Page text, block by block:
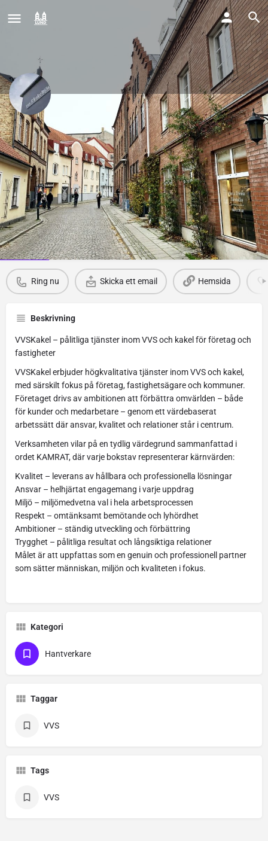
VVS & Kakeltjänst AB –
Malmö/Lund
VVSKakel – professionellt hantverk med värderingar som
märks i varje steg.
Ring nu
Profile Omdömen 0
Ring nu Skicka ett email Hemsida
Beskrivning
VVSKakel – pålitliga tjänster inom VVS och kakel för företag och
fastigheter
VVSKakel erbjuder högkvalitativa tjänster inom VVS och kakel,
med särskilt fokus på företag, fastighetsägare och kommuner.
Företaget drivs av ambitionen att förbättra omvärlden – både
för kunder och medarbetare – genom ett värdebaserat
arbetssätt där ansvar, kvalitet och relationer står i centrum.
Verksamheten vilar på en tydlig värdegrund sammanfattad i
ordet KAMRAT, där varje bokstav representerar kärnvärden:
Kvalitet – leverans av hållbara och professionella lösningar
Ansvar – helhjärtat engagemang i varje uppdrag
Miljö – miljömedvetna val i hela arbetsprocessen
Respekt – omtänksamt bemötande och lyhördhet
Ambitioner – ständig utveckling och förbättring
Trygghet – pålitliga resultat och långsiktiga relationer
Målet är att uppfattas som en genuin och professionell partner
som sätter människan, miljön och kvaliteten i fokus.
Kategori
Hantverkare
Taggar
VVS
Tags
VVS